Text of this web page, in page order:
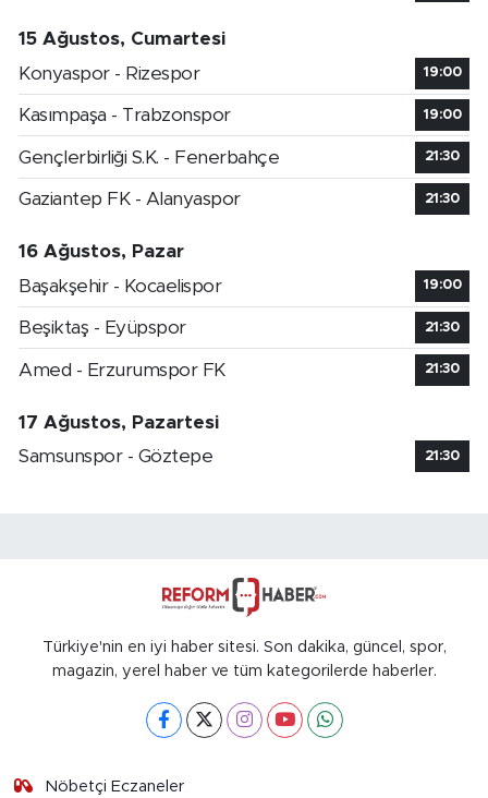
15 Ağustos, Cumartesi
Konyaspor - Rizespor
19:00
Kasımpaşa - Trabzonspor 19:00
Gençlerbirliği S.K. - Fenerbahçe 21:30
Gaziantep FK - Alanyaspor 21:30
16 Ağustos, Pazar
Başakşehir - Kocaelispor
19:00
Beşiktaş - Eyüpspor 21:30
Amed - Erzurumspor FK 21:30
17 Ağustos, Pazartesi
Samsunspor - Göztepe
21:30
Türkiye'nin en iyi haber sitesi. Son dakika, güncel, spor,
magazin, yerel haber ve tüm kategorilerde haberler.
Nöbetçi Eczaneler